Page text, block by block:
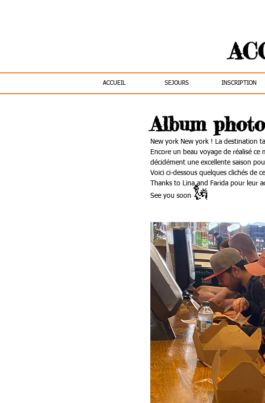
ACCUEIL SEJOURS INSCRIPTION
Album
New york New york ! La destination
Encore un beau voyage de réalisé
décidément une excellente saison
Voici ci-dessous quelques clichés de
Thanks to Lina and Farida pour leur
See you soon 🗽